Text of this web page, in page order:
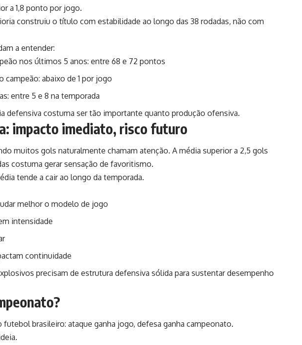
a 1,8 ponto por jogo.
construiu o título com estabilidade ao longo das 38 rodadas, não com
a entender:
nos últimos 5 anos: entre 68 e 72 pontos
abaixo de 1 por jogo
entre 5 e 8 na temporada
defensiva costuma ser tão importante quanto produção ofensiva.
impacto imediato, risco futuro
muitos gols naturalmente chamam atenção. A média superior a 2,5 gols
costuma gerar sensação de favoritismo.
tende a cair ao longo da temporada.
melhor o modelo de jogo
intensidade
continuidade
precisam de estrutura defensiva sólida para sustentar desempenho
brasileiro: ataque ganha jogo, defesa ganha campeonato.